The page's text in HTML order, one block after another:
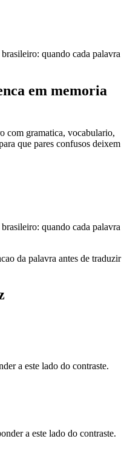
quando cada palavra
em memoria
com gramatica, vocabulario,
que pares confusos deixem
quando cada palavra
da palavra antes de traduzir
a este lado do contraste.
a este lado do contraste.